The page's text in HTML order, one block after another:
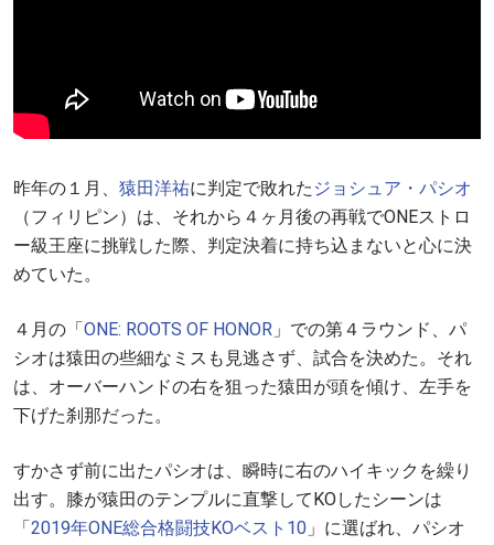
昨年の１月、 猿田洋祐に判定で敗れた ジョシュア・ パシオ
（フィリピン）は、それから４ヶ月後の再戦でONEストロ
ー級王座に挑戦した際、判定決着に持ち込まないと心に決
めていた。
４月の「 ONE: ROOTS OF HONOR 」での第４ラウンド、パ
シオは猿田の些細なミスも見逃さず、試合を決めた。それ
は、オーバーハンドの右を狙った猿田が頭を傾け、左手を
下げた刹那だった。
すかさず前に出たパシオは、瞬時に右のハイキックを繰り
出す。膝が猿田のテンプルに直撃して KOしたシーンは
「 2019年ONE総合格闘技KOベスト10 」に選ばれ、パシオ